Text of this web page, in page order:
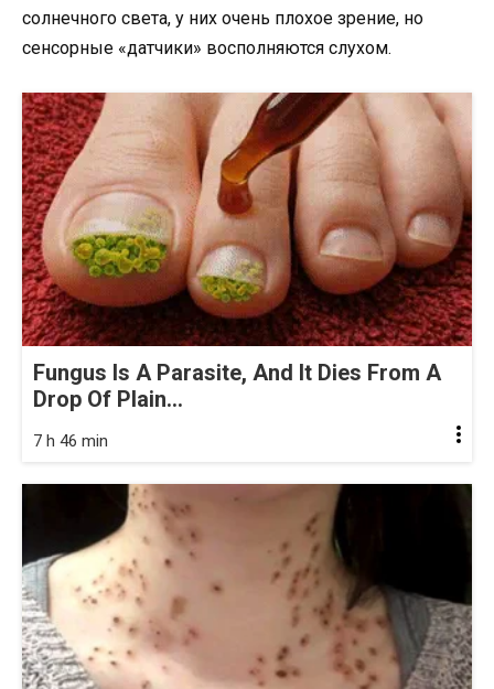
солнечного света, у них очень плохое зрение, но
сенсорные «датчики» восполняются слухом.
Fungus Is A Parasite, And It Dies From A
Drop Of Plain...
7 h 46 min